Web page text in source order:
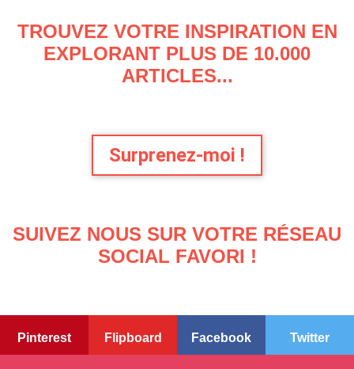
TROUVEZ VOTRE INSPIRATION EN
EXPLORANT PLUS DE 10.000
ARTICLES...
Surprenez-moi !
SUIVEZ NOUS SUR VOTRE RÉSEAU
SOCIAL FAVORI !
Pinterest Flipboard Facebook Twitter